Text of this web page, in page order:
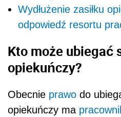
Wydłużenie zasiłku
odpowiedź resortu
Kto może ubiegać
opiekuńczy?
Obecnie prawo do
opiekuńczy ma